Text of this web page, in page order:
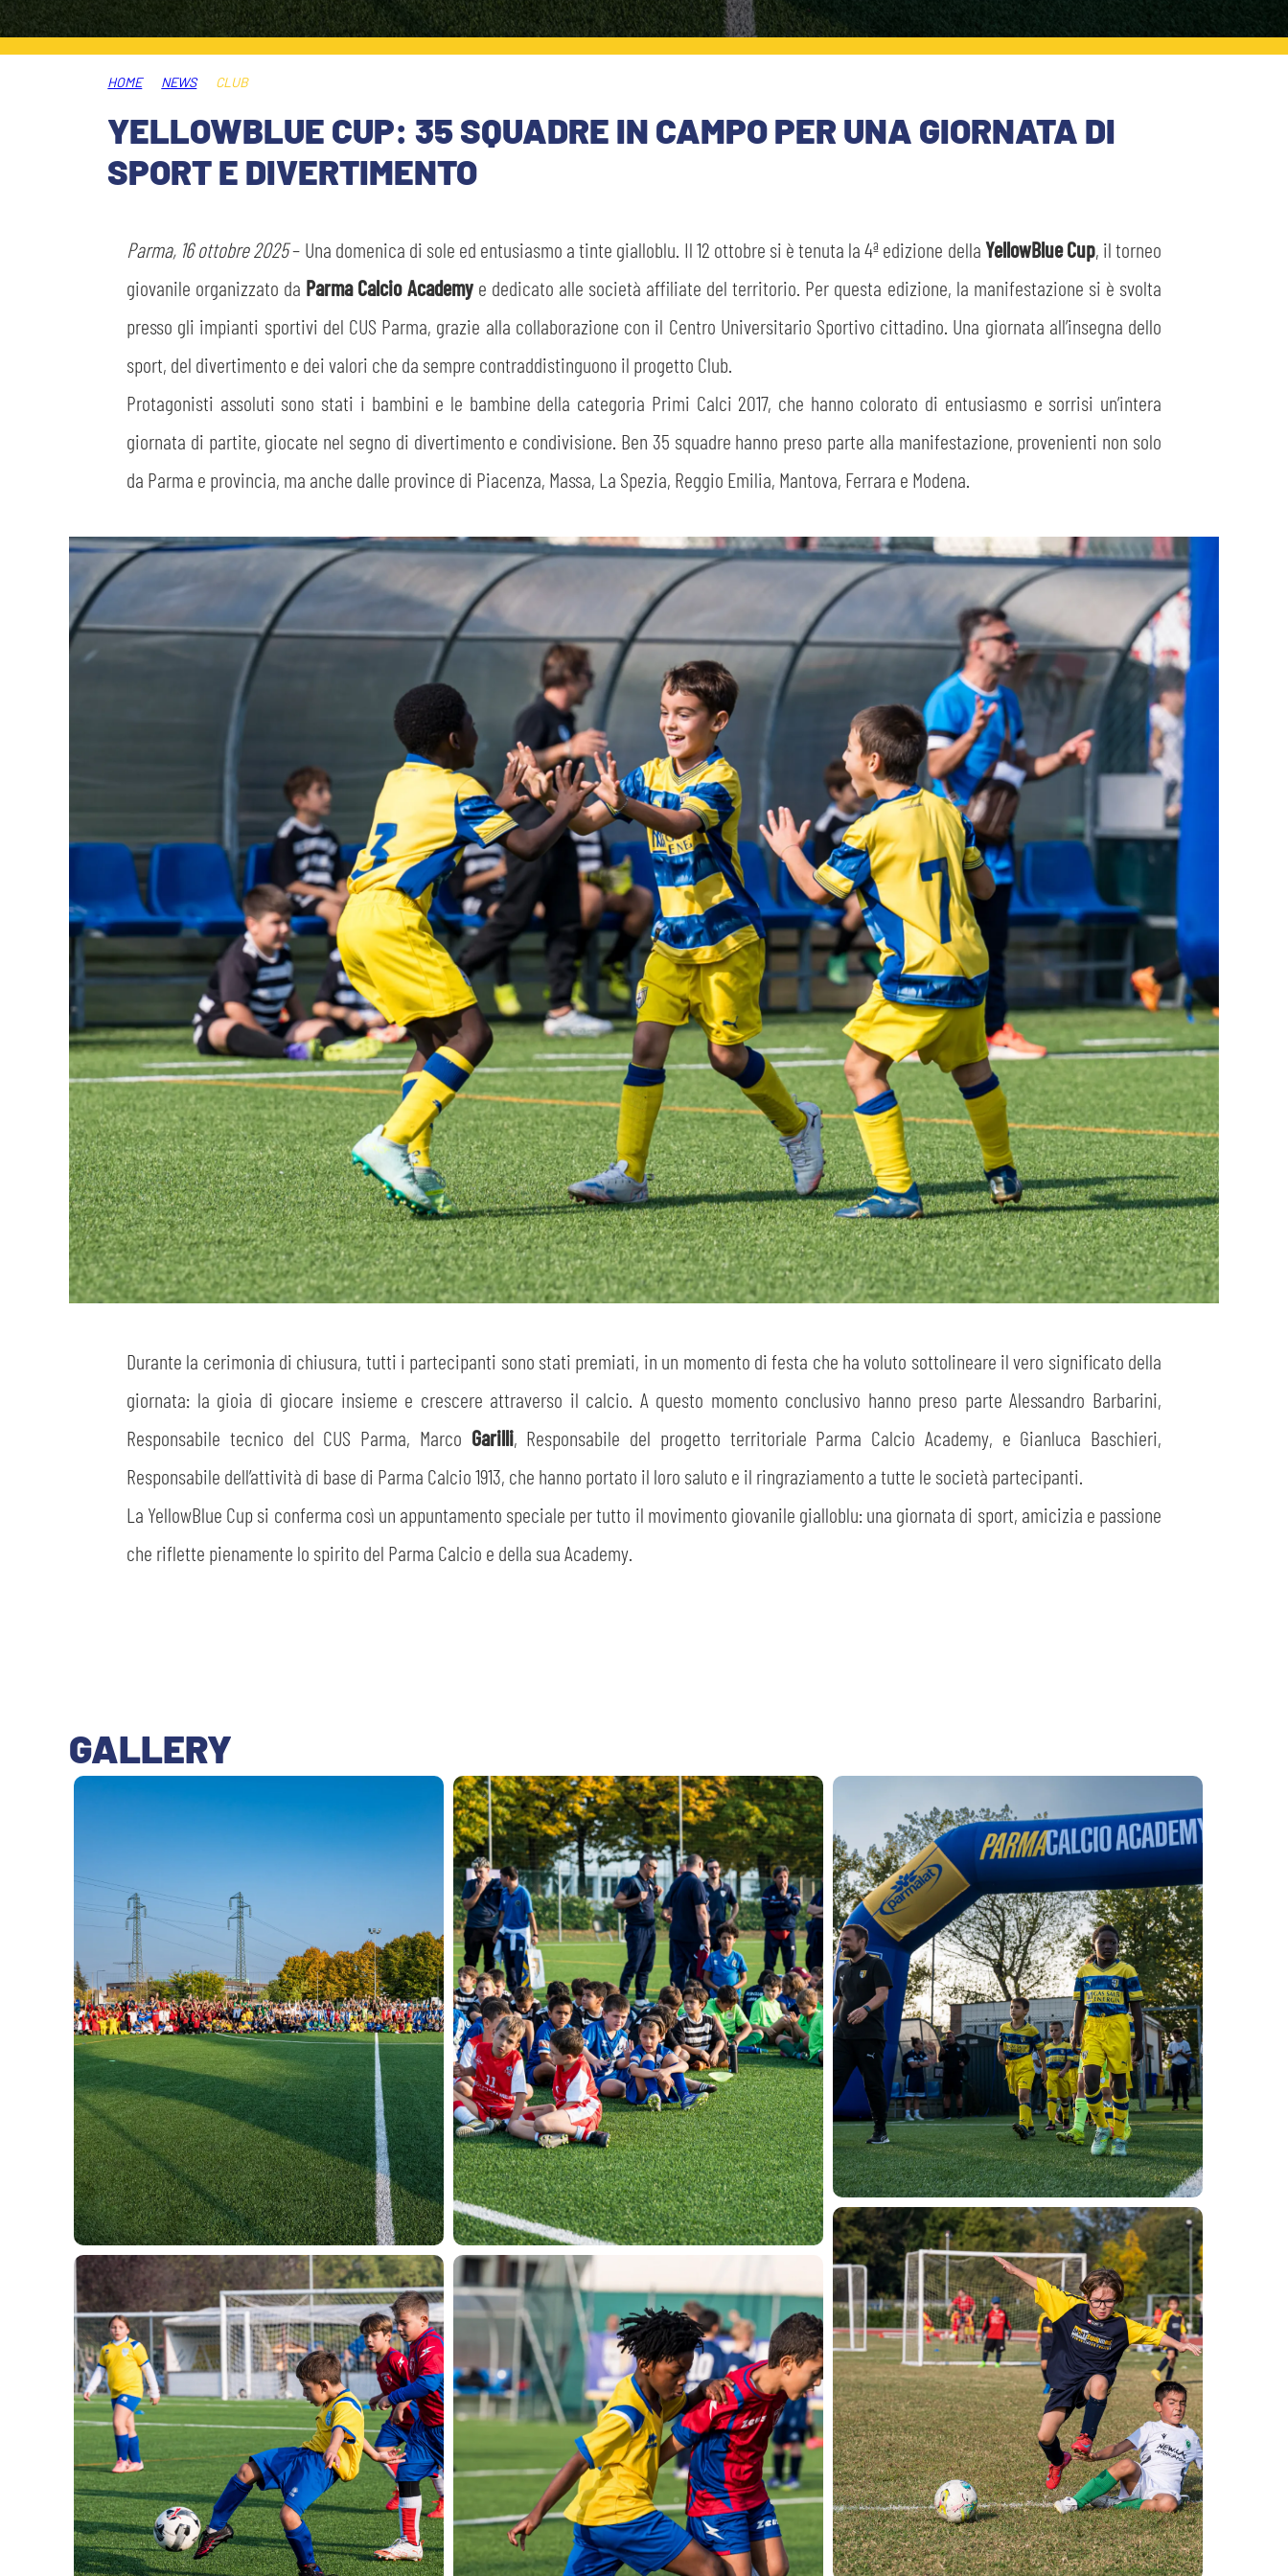
STORE
MUSEO
SLO
INFORMATIVA FINANZIARIA
PLAY GREEN
HOME NEWS CLUB
YELLOWBLUE CUP: 35 SQUADRE IN CAMPO PER UNA GIORNATA DI
SPORT E DIVERTIMENTO
Parma, 16 ottobre 2025– Una domenica di sole ed entusiasmo a tinte gialloblu. Il 12 ottobre si è tenuta la 4ª edizione dellaYellowBlue Cup, il torneo
giovanile organizzato da Parma Calcio Academye dedicato alle società affiliate del territorio. Per questa edizione, la manifestazione si è svolta
presso gli impianti sportivi del CUS Parma, grazie alla collaborazione con il Centro Universitario Sportivo cittadino. Una giornata all’insegna dello
sport, del divertimento e dei valori che da sempre contraddistinguono il progetto Club.
Protagonisti assoluti sono stati i bambini e le bambine della categoria Primi Calci 2017, che hanno colorato di entusiasmo e sorrisi un’intera
giornata di partite, giocate nel segno di divertimento e condivisione. Ben 35 squadre hanno preso parte alla manifestazione, provenienti non solo
da Parma e provincia, ma anche dalle province di Piacenza, Massa, La Spezia, Reggio Emilia, Mantova, Ferrara e Modena.
Durante la cerimonia di chiusura, tutti i partecipanti sono stati premiati, in un momento di festa che ha voluto sottolineare il vero significato della
giornata: la gioia di giocare insieme e crescere attraverso il calcio. A questo momento conclusivo hanno preso parte Alessandro Barbarini,
Responsabile tecnico del CUS Parma, Marco Garilli, Responsabile del progetto territoriale Parma Calcio Academy, e Gianluca Baschieri,
Responsabile dell’attività di base di Parma Calcio 1913, che hanno portato il loro saluto e il ringraziamento a tutte le società partecipanti.
La YellowBlue Cup si conferma così un appuntamento speciale per tutto il movimento giovanile gialloblu: una giornata di sport, amicizia e passione
che riflette pienamente lo spirito del Parma Calcio e della sua Academy.
GALLERY
sempre abilitati